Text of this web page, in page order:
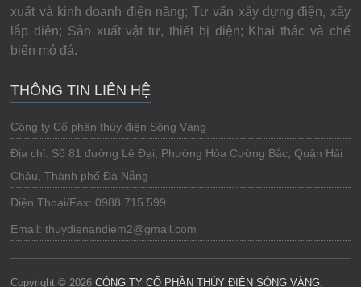
xuất và kinh doanh điện năng; Tư vấn xây dựng điện, xây
lắp điện; Sản xuất vật tư, thiết bị điện; Khai thác và chế
biến mỏ đá.
THÔNG TIN LIÊN HỆ
Công ty Cổ phần thủy điện Sông Vàng
Địa chỉ: Số 81 đường Lê Đại, Phường Hòa Cường Bắc, Quận Hải
Châu, Thành phố Đà Nẵng
Điện Thoại/Fax: 0988 715 599
Email: thuydienandiem2@gmail.com
Copyright © 2026CÔNG TY CỔ PHẦN THỦY ĐIỆN SÔNG VÀNG.